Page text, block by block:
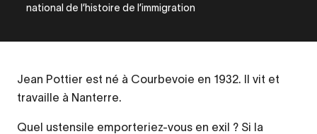
national de l’histoire de l’immigration
Jean Pottier est né à Courbevoie en 1932. Il vit et
travaille à Nanterre.
Quel ustensile emporteriez-vous en exil ? Si la